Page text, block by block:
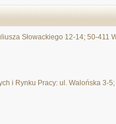
Słowackiego 12-14; 50-411
i Rynku Pracy: ul. Walońska 3-5;